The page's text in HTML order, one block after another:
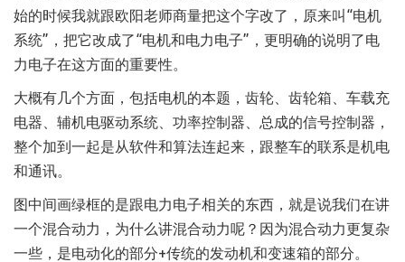
始的时候我就跟欧阳老师商量把这个字改了，原来叫“电机
系统”，把它改成了“电机和电力电子”，更明确的说明了电
力电子在这方面的重要性。
大概有几个方面，包括电机的本题，齿轮、齿轮箱、车载充
电器、辅机电驱动系统、功率控制器、总成的信号控制器，
整个加到一起是从软件和算法连起来，跟整车的联系是机电
和通讯。
图中间画绿框的是跟电力电子相关的东西，就是说我们在讲
一个混合动力，为什么讲混合动力呢？因为混合动力更复杂
一些，是电动化的部分+传统的发动机和变速箱的部分。